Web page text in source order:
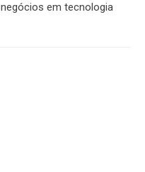
negócios em tecnologia